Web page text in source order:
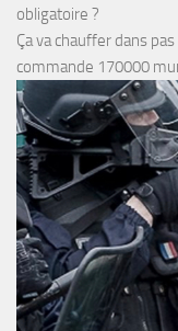
obligatoire ?
Ça va chauffer dans
commande 170000